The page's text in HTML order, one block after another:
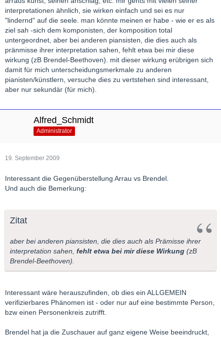
interpretationen ähnlich, sie wirken einfach und sei es nur
"lindernd" auf die seele. man könnte meinen er habe - wie er es als
ziel sah -sich dem komponisten, der komposition total
untergeordnet, aber bei anderen piansisten, die dies auch als
pränmisse ihrer interpretation sahen, fehlt etwa bei mir diese
wirkung (zB Brendel-Beethoven). mit dieser wirkung erübrigen sich
damit für mich unterscheidungsmerkmale zu anderen
pianisten/künstlern, versuche dies zu vertstehen sind interessant,
aber nur sekundär (für mich).
Alfred_Schmidt
Administrator
19. September 2009
Interessant die Gegenüberstellung Arrau vs Brendel.
Und auch die Bemerkung:
Zitat
aber bei anderen piansisten, die dies auch als Prämisse ihrer
interpretation sahen, fehlt etwa bei mir diese Wirkung (zB
Brendel-Beethoven).
Interessant wäre herauszufinden, ob dies ein ALLGEMEIN
verifizierbares Phänomen ist - oder nur auf eine bestimmte Person,
bzw einen Personenkreis zutrifft.
Brendel hat ja die Zuschauer auf ganz eigene Weise beeindruckt,